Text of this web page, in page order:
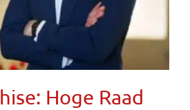
Hoge Raad